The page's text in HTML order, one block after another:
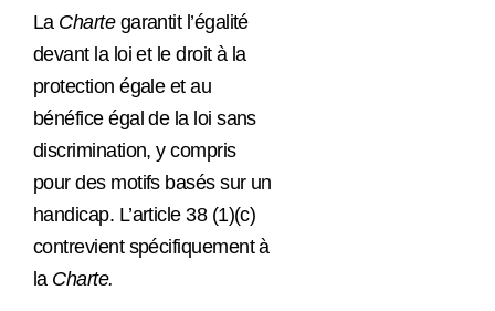
La Charte garantit l’égalité
devant la loi et le droit à la
protection égale et au
bénéfice égal de la loi sans
discrimination, y compris
pour des motifs basés sur un
handicap. L’article 38 (1)(c)
contrevient spécifiquement à
la Charte.